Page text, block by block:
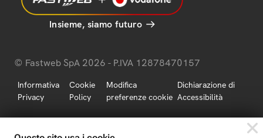
Insieme, siamo futuro
© Fastweb SpA 2026 - P.IVA 12878470157
Informativa
Privacy
Cookie
Policy
Modifica
preferenze cookie
Dichiarazione di
Accessibilità